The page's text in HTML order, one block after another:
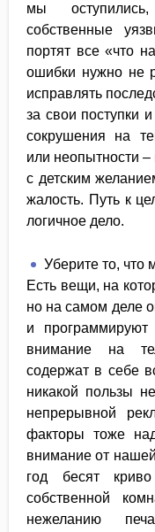
мы
собственные
портят все «что
ошибки нужно не
исправлять
за свои поступки
сокрушения на
или неопытности
с детским
жалость. Путь к
логичное дело.
Уберите то, что
Есть вещи, на
но на самом деле
и программируют
внимание на
содержат в себе
никакой пользы
непрерывной
факторы тоже
внимание от
год бесят
собственной
нежеланию